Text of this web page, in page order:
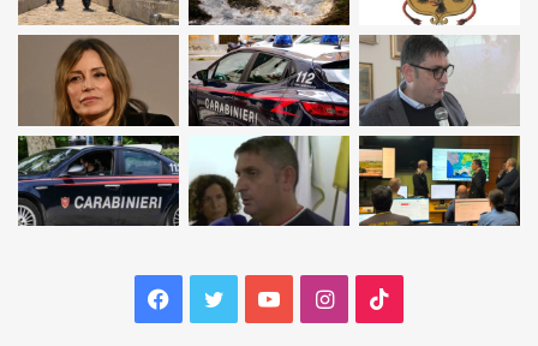
Facebook
TwitterYouTubeInstagram